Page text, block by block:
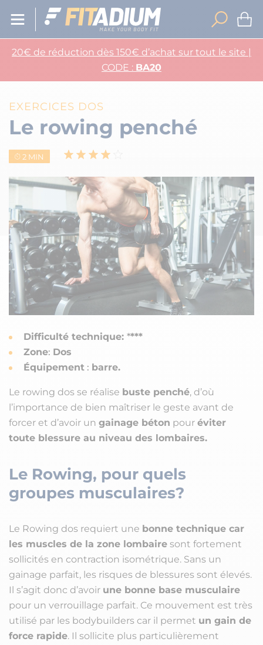
20€ de réduction dès 150€ d’achat sur tout le site |
CODE : BA20
EXERCICES DOS
Le rowing penché
2 MIN
Difficulté technique: ****
Zone: Dos
Équipement : barre.
Le rowing dos se réalise buste penché, d’où
l’importance de bien maîtriser le geste avant de
forcer et d’avoir un gainage béton pour éviter
toute blessure au niveau des lombaires.
Le Rowing, pour quels
groupes musculaires?
Le Rowing dos requiert une bonne technique car
les muscles de la zone lombaire sont fortement
sollicités en contraction isométrique. Sans un
gainage parfait, les risques de blessures sont élevés.
Il s’agit donc d’avoir une bonne base musculaire
pour un verrouillage parfait. Ce mouvement est très
utilisé par les bodybuilders car il permet un gain de
force rapide. Il sollicite plus particulièrement